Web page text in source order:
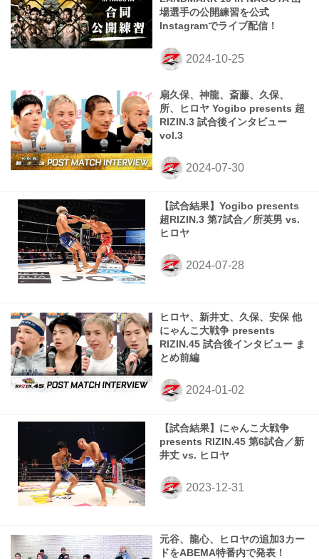
場選手の公開練習を公式
Instagramでライブ配信！
扇久保、神龍、斎藤、久保、
所、ヒロヤ Yogibo presents 超
RIZIN.3 試合後インタビュー
vol.3
【試合結果】Yogibo presents
超RIZIN.3 第7試合／所英男 vs.
ヒロヤ
ヒロヤ、新井丈、久保、安保 他
にゃんこ大戦争 presents
RIZIN.45 試合後インタビュー ま
とめ前編
【試合結果】にゃんこ大戦争
presents RIZIN.45 第6試合／新
井丈 vs. ヒロヤ
元谷、龍心、ヒロヤの追加3カー
ドをABEMA特番内で発表！